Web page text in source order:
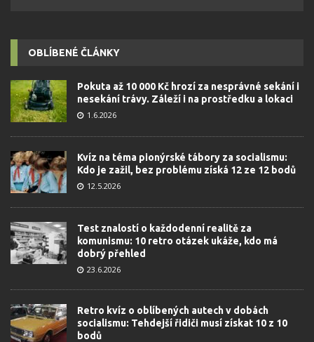
OBLÍBENÉ ČLÁNKY
Pokuta až 10 000 Kč hrozí za nesprávné sekání i
nesekání trávy. Záleží i na prostředku a lokaci
1.6.2026
Kvíz na téma pionýrské tábory za socialismu:
Kdo je zažil, bez problému získá 12 ze 12 bodů
12.5.2026
Test znalostí o každodenní realitě za
komunismu: 10 retro otázek ukáže, kdo má
dobrý přehled
23.6.2026
Retro kvíz o oblíbených autech v dobách
socialismu: Tehdejší řidiči musí získat 10 z 10
bodů